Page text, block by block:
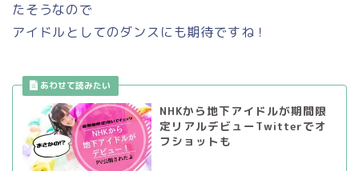
たそうなので
アイドルとしてのダンスにも期待ですね！
NHKから地下アイドルが期間限
定リアルデビューTwitterでオ
フショットも